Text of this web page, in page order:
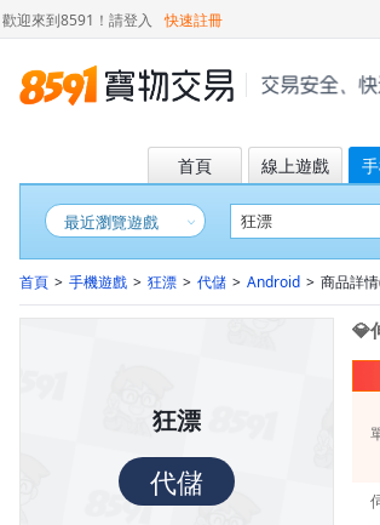
迎來到8591！ 請登入 快速註冊
首頁 線上遊戲
最近瀏覽遊戲
首頁 > 手機遊戲 > 狂漂 > 代儲 > Android > 商品詳
狂漂
代儲
💎